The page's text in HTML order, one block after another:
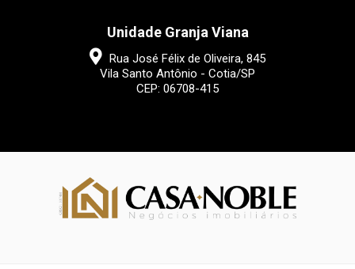
Unidade Granja Viana
Rua José Félix de Oliveira, 845
Vila Santo Antônio - Cotia/SP
CEP: 06708-415